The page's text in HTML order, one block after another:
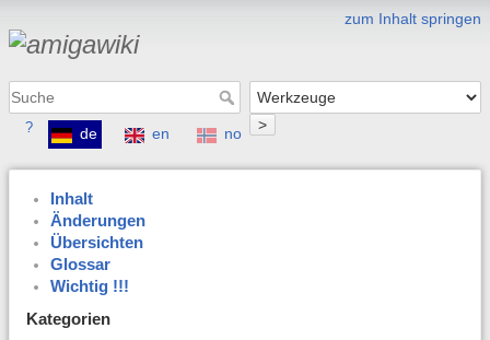
zum Inhalt springen
>
? de en no
Inhalt
Änderungen
Übersichten
Glossar
Wichtig !!!
Kategorien